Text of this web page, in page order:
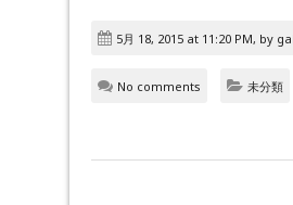
5月 18, 2015 at 11:20 PM, by
No comments 未分類